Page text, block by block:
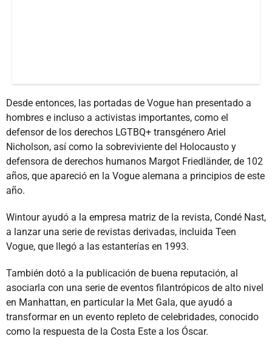
Desde entonces, las portadas de Vogue han presentado a
hombres e incluso a activistas importantes, como el
defensor de los derechos LGTBQ+ transgénero Ariel
Nicholson, así como la sobreviviente del Holocausto y
defensora de derechos humanos Margot Friedländer, de 102
años, que apareció en la Vogue alemana a principios de este
año.
Wintour ayudó a la empresa matriz de la revista, Condé Nast,
a lanzar una serie de revistas derivadas, incluida Teen
Vogue, que llegó a las estanterías en 1993.
También dotó a la publicación de buena reputación, al
asociarla con una serie de eventos filantrópicos de alto nivel
en Manhattan, en particular la Met Gala, que ayudó a
transformar en un evento repleto de celebridades, conocido
como la respuesta de la Costa Este a los Óscar.